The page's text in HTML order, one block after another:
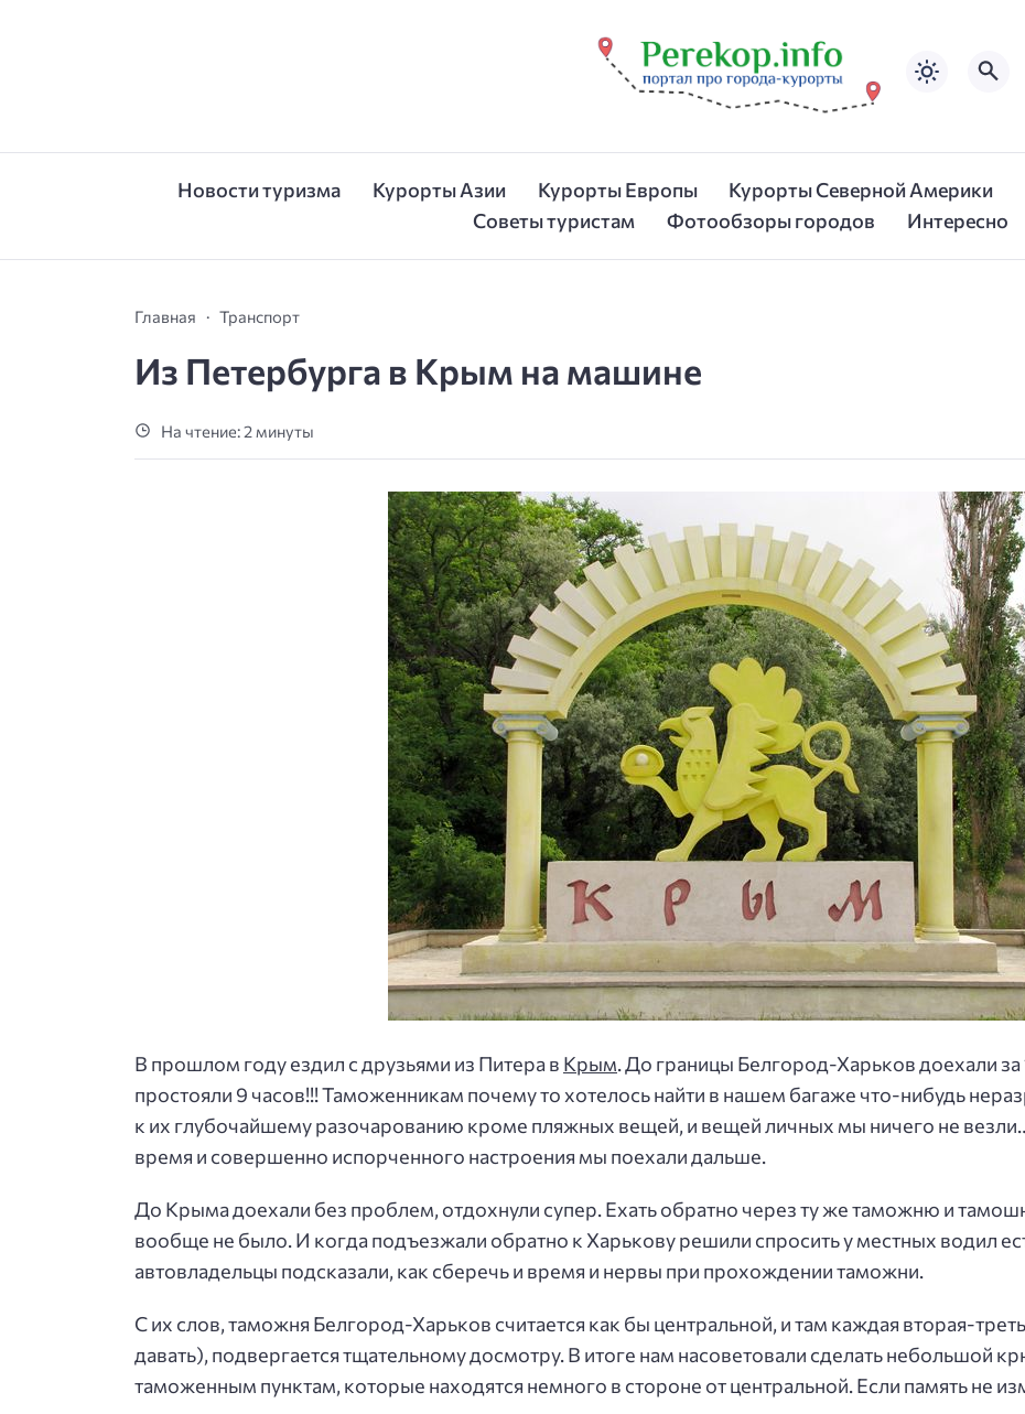
Новости туризма Курорты Азии Курорты Европы Курорты Северной Америки
Советы туристам
Фотообзоры городов Интересно
Главная Транспорт
Из Петербурга в Крым на машине
На чтение: 2 минуты
В прошлом году ездил с друзьями из Питера в Крым. До границы Белгород-Харьков доехали за
простояли 9 часов!!! Таможенникам почему то хотелось найти в нашем багаже что-нибудь
к их глубочайшему разочарованию кроме пляжных вещей, и вещей личных мы ничего не
время и совершенно испорченного настроения мы поехали дальше.
До Крыма доехали без проблем, отдохнули супер. Ехать обратно через ту же таможню и
вообще не было. И когда подъезжали обратно к Харькову решили спросить у местных водил
автовладельцы подсказали, как сберечь и время и нервы при прохождении таможни.
С их слов, таможня Белгород-Харьков считается как бы центральной, и там каждая вторая-
давать), подвергается тщательному досмотру. В итоге нам насоветовали сделать небольшой
таможенным пунктам, которые находятся немного в стороне от центральной. Если память не